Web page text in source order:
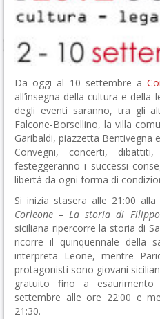
Da oggi al 10 settembre a
all’insegna della cultura e della
degli eventi saranno, tra gli
Falcone-Borsellino, la villa
Garibaldi, piazzetta Bentivegna
Convegni, concerti,
festeggeranno i successi
libertà da ogni forma di
Si inizia stasera alle 21:00
Corleone – La storia di
siciliana ripercorre la storia di
ricorre il quinquennale della
interpreta Leone, mentre
protagonisti sono giovani
gratuito fino a esaurimento
settembre alle ore 22:00 e
21:30.